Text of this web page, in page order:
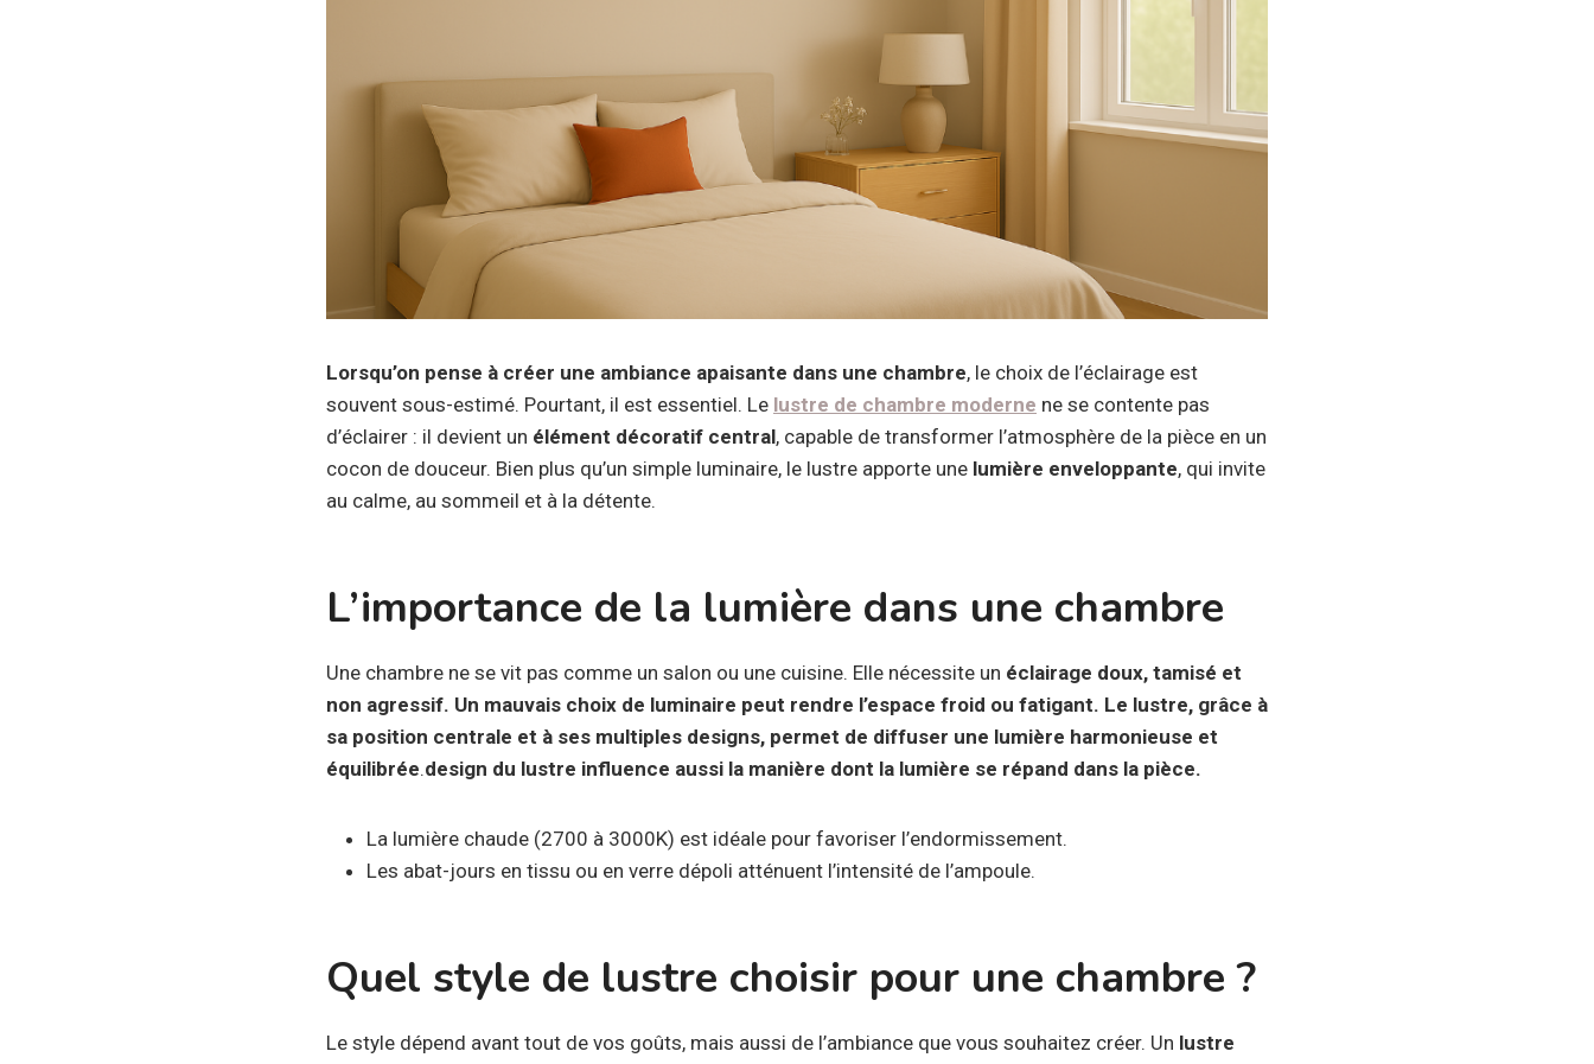
Lorsqu’on pense à créer une ambiance apaisante dans une chambre, le choix de l’éclairage est
souvent sous-estimé. Pourtant, il est essentiel. Le lustre de chambre moderne ne se contente pas
d’éclairer : il devient un élément décoratif central, capable de transformer l’atmosphère de la pièce en un
cocon de douceur. Bien plus qu’un simple luminaire, le lustre apporte une lumière enveloppante, qui invite
au calme, au sommeil et à la détente.
L’importance de la lumière dans une chambre
Une chambre ne se vit pas comme un salon ou une cuisine. Elle nécessite un éclairage doux, tamisé et
non agressif. Un mauvais choix de luminaire peut rendre l’espace froid ou fatigant. Le lustre, grâce à
sa position centrale et à ses multiples designs, permet de diffuser une lumière harmonieuse et
équilibrée.design du lustre influence aussi la manière dont la lumière se répand dans la pièce.
La lumière chaude (2700 à 3000K) est idéale pour favoriser l’endormissement.
Les abat-jours en tissu ou en verre dépoli atténuent l’intensité de l’ampoule.
Quel style de lustre choisir pour une chambre ?
Le style dépend avant tout de vos goûts, mais aussi de l’ambiance que vous souhaitez créer. Un lustre